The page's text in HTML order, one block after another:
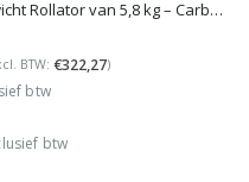
Homecare lichtgewicht Rollator van 5,8 kg – Carbon rollator tot 150 kg draaggewicht – Dubbel opvouwbaar en inclusief reistas - Groen
BTW: €322,27)
btw
btw